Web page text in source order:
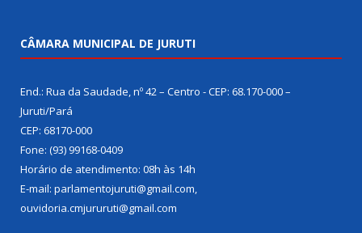
CÂMARA MUNICIPAL DE JURUTI
End.: Rua da Saudade, nº 42 – Centro - CEP: 68.170-000 –
Juruti/Pará
CEP: 68170-000
Fone: (93) 99168-0409
Horário de atendimento: 08h às 14h
E-mail: parlamentojuruti@gmail.com,
ouvidoria.cmjururuti@gmail.com